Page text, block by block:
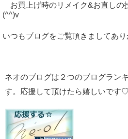
お買上げ時のリメイク&お直しの
(^^)v
いつもブログをご覧頂きましてあ
ネオのブログは２つのブログラン
す。応援して頂けたら嬉しいです♡